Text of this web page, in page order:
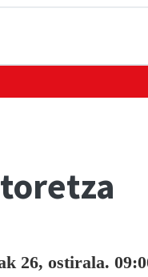
26, ostirala.